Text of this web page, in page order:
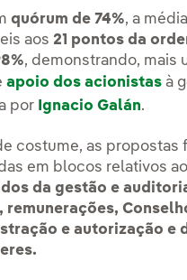
quórum de 74%, a
aos 21 pontos da
, demonstrando, mais
apoio dos acionistas à
por Ignacio Galán.
costume, as propostas
em blocos relativos
da gestão e
remunerações,
e autorização e